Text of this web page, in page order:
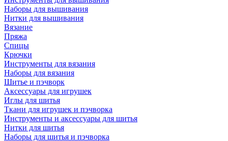
Наборы для вышивания
Нитки для вышивания
Вязание
Пряжа
Спицы
Крючки
Инструменты для вязания
Наборы для вязания
Шитье и пэчворк
Аксессуары для игрушек
Иглы для шитья
Ткани для игрушек и пэчворка
Инструменты и аксессуары для шитья
Нитки для шитья
Наборы для шитья и пэчворка